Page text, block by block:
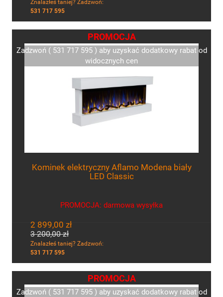
Znalazłeś taniej? Zadzwoń:
531 717 595
Kominek elektryczny Aflamo Modena biały
LED Classic
PROMOCJA: darmowa wysyłka
2 899,00 zł
3 200,00 zł
Znalazłeś taniej? Zadzwoń:
531 717 595
PROMOCJA
Zadzwoń ( 531 717 595 ) aby uzyskać dodatkowy rabat od
widocznych cen
PROMOCJA
Zadzwoń ( 531 717 595 ) aby uzyskać dodatkowy rabat od